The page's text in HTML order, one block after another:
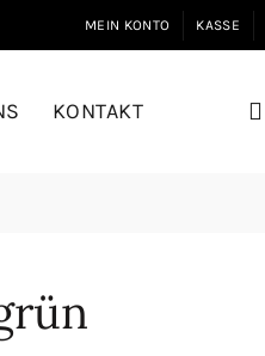
MEIN KONTO KASSE
KONTAKT